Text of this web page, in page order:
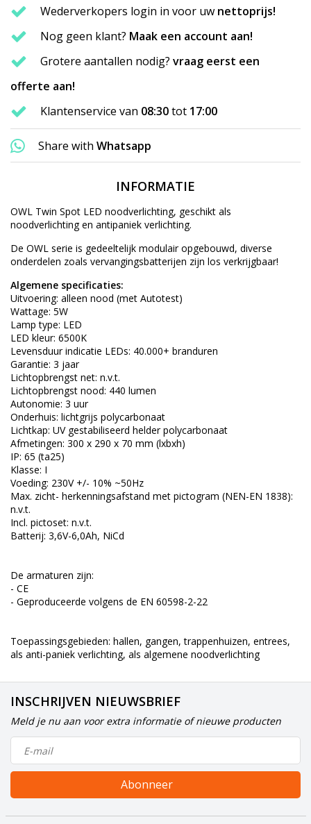
Wederverkopers login in voor uw nettoprijs!
Nog geen klant? Maak een account aan!
Grotere aantallen nodig? vraag eerst een
offerte aan!
Klantenservice van 08:30tot 17:00
Share with Whatsapp
INFORMATIE
OWL Twin Spot LED noodverlichting, geschikt als
noodverlichting en antipaniek verlichting.
De OWL serie is gedeeltelijk modulair opgebouwd, diverse
onderdelen zoals vervangingsbatterijen zijn los verkrijgbaar!
Algemene specificaties:
Uitvoering: alleen nood (met Autotest)
Wattage: 5W
Lamp type: LED
LED kleur: 6500K
Levensduur indicatie LEDs: 40.000+ branduren
Garantie: 3 jaar
Lichtopbrengst net: n.v.t.
Lichtopbrengst nood: 440 lumen
Autonomie: 3 uur
Onderhuis: lichtgrijs polycarbonaat
Lichtkap: UV gestabiliseerd helder polycarbonaat
Afmetingen: 300 x 290 x 70 mm (lxbxh)
IP: 65 (ta25)
Klasse: I
Voeding: 230V +/- 10% ~50Hz
Max. zicht- herkenningsafstand met pictogram (NEN-EN 1838):
n.v.t.
Incl. pictoset: n.v.t.
Batterij: 3,6V-6,0Ah, NiCd
De armaturen zijn:
- CE
- Geproduceerde volgens de EN 60598-2-22
Toepassingsgebieden: hallen, gangen, trappenhuizen, entrees,
als anti-paniek verlichting, als algemene noodverlichting
INSCHRIJVEN NIEUWSBRIEF
Meld je nu aan voor extra informatie of nieuwe producten
Abonneer